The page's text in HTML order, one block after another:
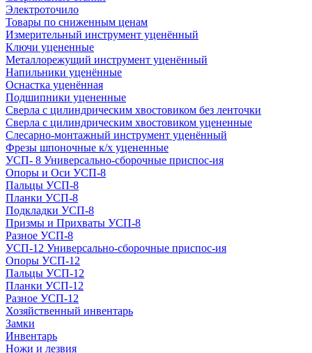
Электроточило
Товары по сниженным ценам
Измерительный инструмент уценённый
Ключи уцененные
Металлорежущий инструмент уценённый
Напильники уценённые
Оснастка уценённая
Подшипники уцененные
Сверла с цилиндрическим хвостовиком без ленточки
Сверла с цилиндрическим хвостовиком уцененные
Слесарно-монтажный инструмент уценённый
Фрезы шпоночные к/х уцененные
УСП- 8 Универсально-сборочные приспос-ия
Опоры и Оси УСП-8
Пальцы УСП-8
Планки УСП-8
Подкладки УСП-8
Призмы и Прихваты УСП-8
Разное УСП-8
УСП-12 Универсально-сборочные приспос-ия
Опоры УСП-12
Пальцы УСП-12
Планки УСП-12
Разное УСП-12
Хозяйственный инвентарь
Замки
Инвентарь
Ножи и лезвия